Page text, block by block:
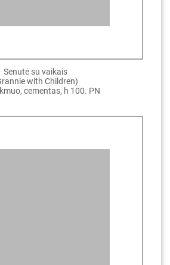
Senutė su vaikais
with Children)
cementas, h 100. PN